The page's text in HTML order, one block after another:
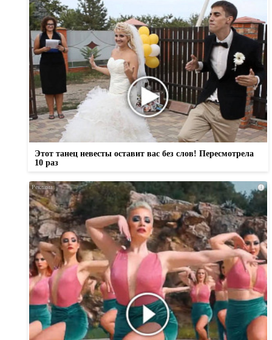
Этот танец невесты оставит вас без слов! Пересмотрела
10 раз
i